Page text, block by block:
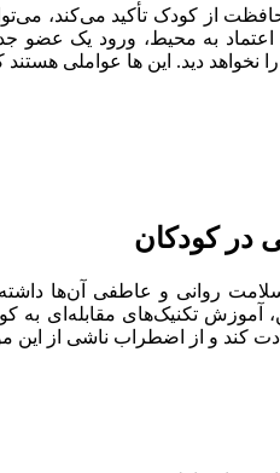
از کودک تأکید می‌کند،
به محیط، ورود یک عضو
نخواهد دید. این ها عواملی
در کودکان
روانی و عاطفی آن‌ها
آموزش تکنیک‌های مقابله‌ای
کند و از اضطراب ناشی از این